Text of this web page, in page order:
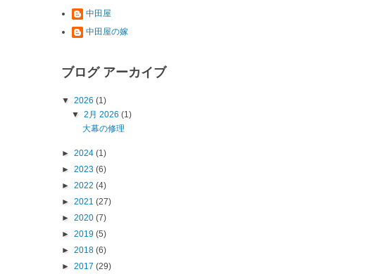
中田屋
中田屋の嫁
ブログ アーカイブ
▼ 2026 (1)
▼2月 2026(1)
大幕の修理
► 2024 (1)
► 2023 (6)
► 2022 (4)
► 2021 (27)
► 2020 (7)
► 2019 (5)
► 2018 (6)
► 2017 (29)